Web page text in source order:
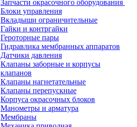
Запчасти окрасочного оборудования
Блоки управления
Вкладыши ограничительные
Гайки и контргайки
Героторные пары
Гидравлика мембранных аппаратов
Датчики давления
Клапаны заборные и корпусы
клапанов
Клапаны нагнетательные
Клапаны перепускные
Корпуса окрасочных блоков
Манометры и арматура
Мембраны